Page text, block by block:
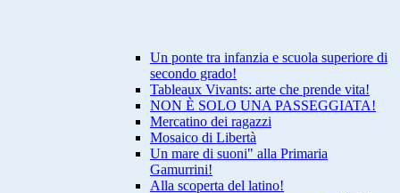
Un ponte tra infanzia e scuola superiore di
secondo grado!
Tableaux Vivants: arte che prende vita!
NON È SOLO UNA PASSEGGIATA!
Mercatino dei ragazzi
Mosaico di Libertà
Un mare di suoni" alla Primaria
Gamurrini!
Alla scoperta del latino!